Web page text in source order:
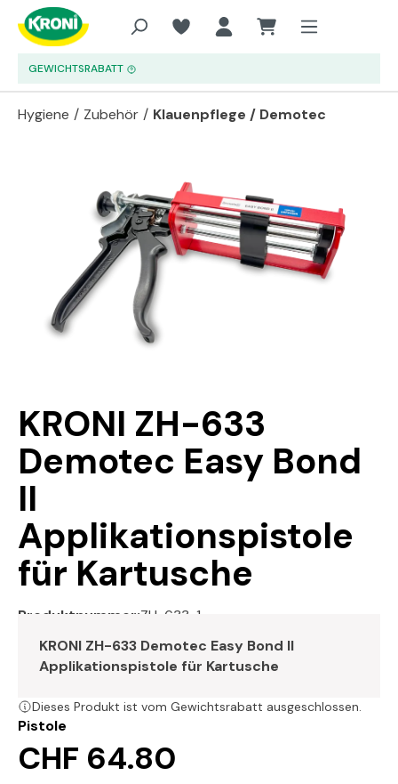
Zum Hauptinhalt springen
GEWICHTSRABATT
Hygiene / Zubehör / Klauenpflege / Demotec
KRONI ZH-633
Demotec Easy Bond
II
Applikationspistole
für Kartusche
Produktnummer:ZH-633-1
KRONI ZH-633 Demotec Easy Bond II
Applikationspistole für Kartusche
Pistole
CHF 64.80
Dieses Produkt ist vom Gewichtsrabatt ausgeschlossen.